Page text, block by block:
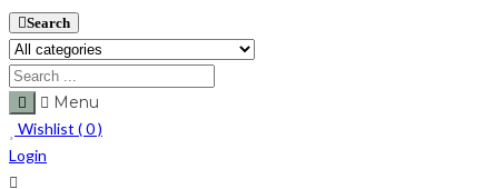
Search
Menu
Wishlist (0)
Login